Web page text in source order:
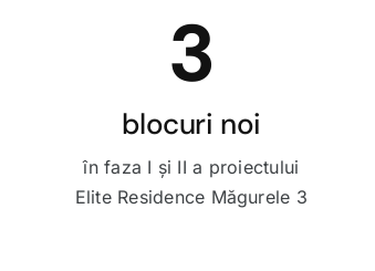
3
blocuri noi
în faza I și II a proiectului
Elite Residence Măgurele 3